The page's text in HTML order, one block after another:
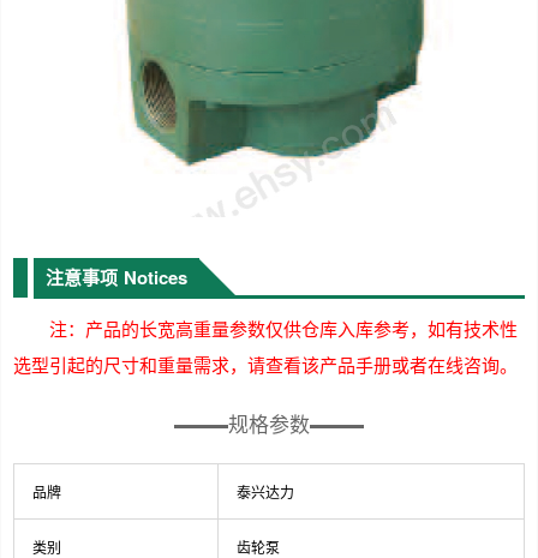
注意事项 Notices
注：产品的长宽高重量参数仅供仓库入库参考，如有技术性
选型引起的尺寸和重量需求，请查看该产品手册或者在线咨询。
规格参数
品牌 泰兴达力
类别 齿轮泵